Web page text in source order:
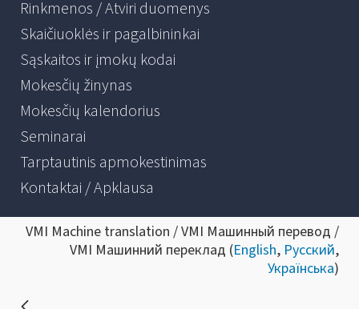
Rinkmenos / Atviri duomenys
Skaičiuoklės ir pagalbininkai
Sąskaitos ir įmokų kodai
Mokesčių žinynas
Mokesčių kalendorius
Seminarai
Tarptautinis apmokestinimas
Kontaktai / Apklausa
VMI Machine translation / VMI Машинный перевод /
VMI Машинний переклад (English, Русский,
Українська)